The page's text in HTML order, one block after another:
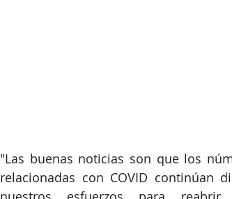
"Las buenas noticias son que los
relacionadas con COVID continúan